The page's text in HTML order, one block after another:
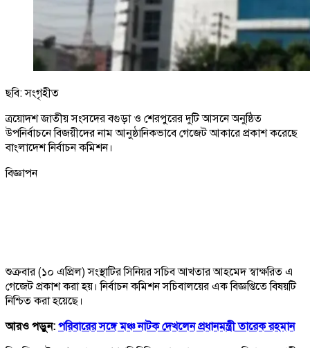
ছবি: সংগৃহীত
ত্রয়োদশ জাতীয় সংসদের বগুড়া ও শেরপুরের দুটি আসনে অনুষ্ঠিত
উপনির্বাচনে বিজয়ীদের নাম আনুষ্ঠানিকভাবে গেজেট আকারে প্রকাশ করেছে
বাংলাদেশ নির্বাচন কমিশন।
বিজ্ঞাপন
শুক্রবার (১০ এপ্রিল) সংস্থাটির সিনিয়র সচিব আখতার আহমেদ স্বাক্ষরিত এ
গেজেট প্রকাশ করা হয়। নির্বাচন কমিশন সচিবালয়ের এক বিজ্ঞপ্তিতে বিষয়টি
নিশ্চিত করা হয়েছে।
আরও পড়ুন: পরিবারের সঙ্গে মঞ্চ নাটক দেখলেন প্রধানমন্ত্রী তারেক রহমান